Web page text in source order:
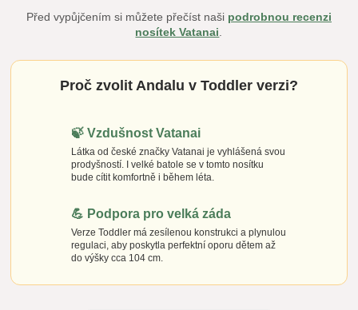
Před vypůjčením si můžete přečíst naši podrobnou recenzi
nosítek Vatanai.
Proč zvolit Andalu v Toddler verzi?
🍃 Vzdušnost Vatanai
Látka od české značky Vatanai je vyhlášená svou
prodyšností. I velké batole se v tomto nosítku
bude cítit komfortně i během léta.
💪 Podpora pro velká záda
Verze Toddler má zesílenou konstrukci a plynulou
regulaci, aby poskytla perfektní oporu dětem až
do výšky cca 104 cm.